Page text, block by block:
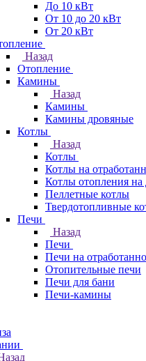
До 10 кВт
От 10 до 20 кВт
От 20 кВт
Назад
Отопление
Камины
Назад
Камины
Камины дровяные
Котлы
Назад
Котлы
Котлы на
Котлы отопления на
Пеллетные котлы
Твердотопливные
Печи
Назад
Печи
Печи на
Отопительные печи
Печи для бани
Печи-камины